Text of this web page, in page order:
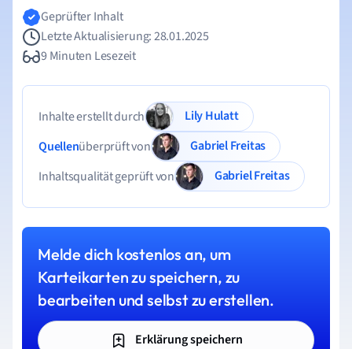
Geprüfter Inhalt
Letzte Aktualisierung: 28.01.2025
9 Minuten Lesezeit
Inhalte erstellt durch
Lily Hulatt
Quellenüberprüft von
Gabriel Freitas
Inhaltsqualität geprüft von
Gabriel Freitas
Melde dich kostenlos an, um
Karteikarten zu speichern, zu
bearbeiten und selbst zu erstellen.
Erklärung speichern